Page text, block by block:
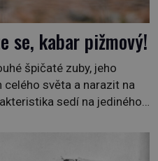
se, kabar pižmový!
špičaté zuby, jeho
světa a narazit na
sedí na jediného
celá staletí. Zvíře